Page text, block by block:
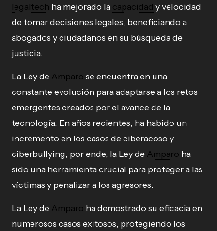
legaltech ha mejorado la capacidad y velocidad
de tomar decisiones legales, beneficiando a
abogados y ciudadanos en su búsqueda de
justicia.
La Ley de Amparo se encuentra en una
constante evolución para adaptarse a los retos
emergentes creados por el avance de la
tecnología. En años recientes, ha habido un
incremento en los casos de ciberacoso y
ciberbullying, por ende, la Ley de Amparo ha
sido una herramienta crucial para proteger a las
víctimas y penalizar a los agresores.
La Ley de Amparo ha demostrado su eficacia en
numerosos casos exitosos, protegiendo los